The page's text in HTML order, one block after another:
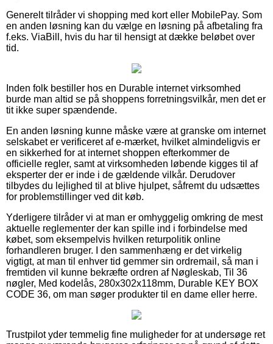
Generelt tilråder vi shopping med kort eller MobilePay. Som
en anden løsning kan du vælge en løsning på afbetaling fra
f.eks. ViaBill, hvis du har til hensigt at dække beløbet over
tid.
Inden folk bestiller hos en Durable internet virksomhed
burde man altid se på shoppens forretningsvilkår, men det er
tit ikke super spændende.
En anden løsning kunne måske være at granske om internet
selskabet er verificeret af e-mærket, hvilket almindeligvis er
en sikkerhed for at internet shoppen efterkommer de
officielle regler, samt at virksomheden løbende kigges til af
eksperter der er inde i de gældende vilkår. Derudover
tilbydes du lejlighed til at blive hjulpet, såfremt du udsættes
for problemstillinger ved dit køb.
Yderligere tilråder vi at man er omhyggelig omkring de mest
aktuelle reglementer der kan spille ind i forbindelse med
købet, som eksempelvis hvilken returpolitik online
forhandleren bruger. I den sammenhæng er det virkelig
vigtigt, at man til enhver tid gemmer sin ordremail, så man i
fremtiden vil kunne bekræfte ordren af Nøgleskab, Til 36
nøgler, Med kodelås, 280x302x118mm, Durable KEY BOX
CODE 36, om man søger produkter til en dame eller herre.
Trustpilot yder temmelig fine muligheder for at undersøge ret